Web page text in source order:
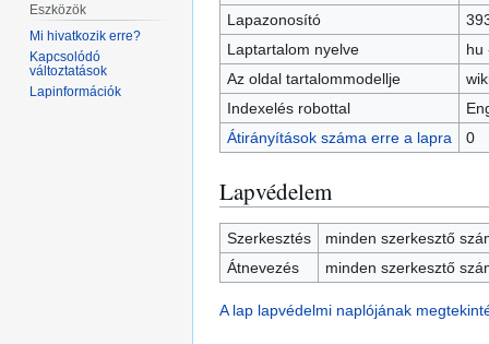
Lapazonosító
Laptartalom nyelve
hu
Az oldal tartalommodellje
Indexelés robottal
Átirányítások száma erre a lapra
0
Lapvédelem
Szerkesztés
minden szerkesztő
Átnevezés
minden szerkesztő
A lap lapvédelmi naplójának
Eszközök
Mi hivatkozik erre?
Kapcsolódó
változtatások
Lapinformációk